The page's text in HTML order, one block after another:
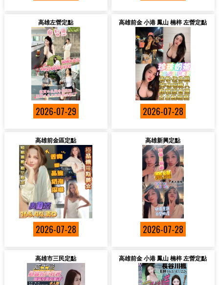
高雄左營定點
2026-07-29
高雄前金 小港 鳳山 楠梓 左營定點
2026-07-28
高雄前金區定點
2026-07-28
高雄新興定點
2026-07-28
高雄市三民定點 高雄前金 小港 鳳山 楠梓 左營定點